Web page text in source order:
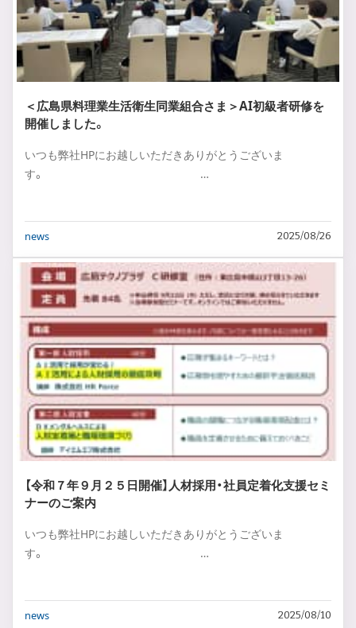
＜広島県料理業生活衛生同業組合さま＞AI初級者研修を
開催しました。
いつも弊社HPにお越しいただきありがとうございま
す。 …
news 2025/08/26
【令和７年９月２５日開催】人材採用・社員定着化支援セミ
ナーのご案内
いつも弊社HPにお越しいただきありがとうございま
す。 …
news 2025/08/10